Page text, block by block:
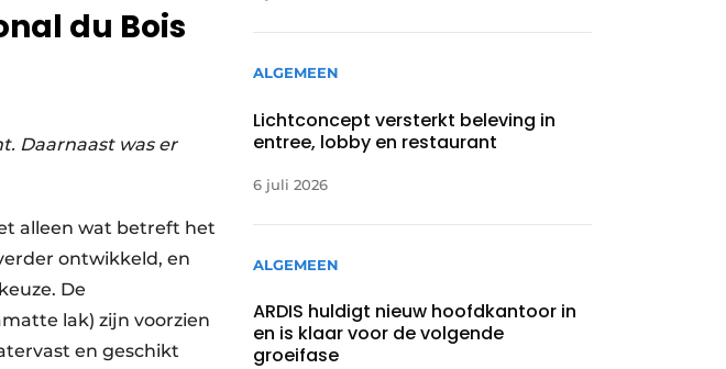
du Bois
Daarnaast was er
alleen wat betreft het
ontwikkeld, en
De
lak) zijn voorzien
en geschikt
ALGEMEEN
Lichtconcept versterkt beleving in
entree, lobby en restaurant
6 juli 2026
ALGEMEEN
ARDIS huldigt nieuw hoofdkantoor in
en is klaar voor de volgende
groeifase